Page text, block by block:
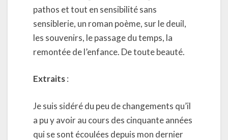
pathos et tout en sensibilité sans
sensiblerie, un roman poème, sur le deuil,
les souvenirs, le passage du temps, la
remontée de l’enfance. De toute beauté.
Extraits:
Je suis sidéré du peu de changements qu’il
a pu y avoir au cours des cinquante années
qui se sont écoulées depuis mon dernier